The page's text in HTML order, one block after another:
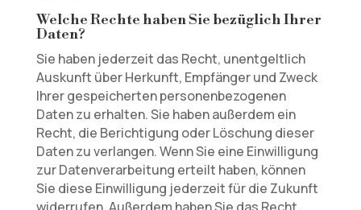
Welche Rechte haben Sie bezüglich Ihrer
Daten?
Sie haben jederzeit das Recht, unentgeltlich
Auskunft über Herkunft, Empfänger und Zweck
Ihrer gespeicherten personenbezogenen
Daten zu erhalten. Sie haben außerdem ein
Recht, die Berichtigung oder Löschung dieser
Daten zu verlangen. Wenn Sie eine Einwilligung
zur Datenverarbeitung erteilt haben, können
Sie diese Einwilligung jederzeit für die Zukunft